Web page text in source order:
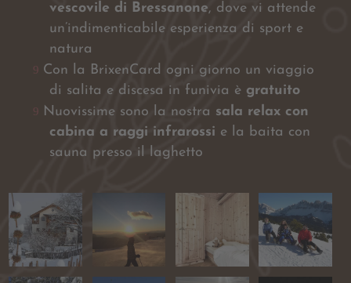
vescovile di Bressanone, dove vi attende
un’indimenticabile esperienza di sport e
natura
Con la BrixenCard ogni giorno un viaggio
di salita e discesa in funivia è gratuito
Nuovissime sono la nostra sala relax con
cabina a raggi infrarossi e la baita con
sauna presso il laghetto